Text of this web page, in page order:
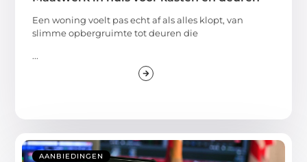
Een woning voelt pas echt af als alles klopt, van
slimme opbergruimte tot deuren die
...
AANBIEDINGEN